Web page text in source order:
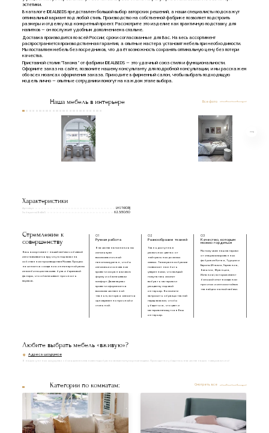
эстетики.
В каталоге IDEALBEDS представлен большой выбор авторских решений, а наши специалисты подскажут
оптимальный вариант под любой стиль. Производство на собственной фабрике позволяет подстроить
размеры и отделку под конкретный проект. Рассмотрите это изделие как практичную подставку для
напитков — он послужит удобным дополнением в спальне.
Доставка производится по всей России; сроки согласованные для Вас. На весь ассортимент
распространяется производственная гарантия, а опытные мастера установят мебель при необходимости.
Мы поставляем мебель без посредников, что даёт возможность сохранять оптимальную цену без потери
качества.
Приставной столик"Такома" от фабрики IDEALBEDS — это удачный союз стиля и функциональности.
Оформите заказ на сайте, позвоните нашему консультанту для подробной консультации, и мы расскажем
обо всех нюансах оформления заказа. Приходите в фирменный салон, чтобы выбрать подходящую
модель лично — опытные сотрудники помогут на каждом этапе выбора.
Наша мебель в интерьере Все фото
Характеристики
Артикул
LHST610RJ
Габариты(ВxШxГ)
62.5/50/50
Стремление к
совершенству
Весь ассортимент нашей мебели с обивкой
изготавливается вручную под заказ на
собственном производстве в Москве. Процесс
начинается с создания инженерной рамы
из комбинации массива бука и березовой
фанеры, что обеспечивает прочность
каркаса.
01
Ручная работа
В качестве наполнения мы
используем
высокоэластичный
пенополиуретан, чтобы
изголовье и основание
кровати сохраняли свою
форму и обеспечивали
комфорт. Далее каркас
кровати оформляется
высококачественной
тканью, которая является
одновременно прочной и
стильной.
02
Разнообразие тканей
Ткань доступна в
различных цветах: от
нейтральных до самых
смелых. Такое разнообразие
позволяет нам быть
уверенными, что каждый
покупатель сможет
выбрать материал и
расцветку под свой
интерьер. Вы можете
запросить образцы тканей
перед заказом, чтобы
убедиться, что цвет и
материал впишутся в Ваш
интерьер.
03
Качество, которым
можно гордиться
Мы получаем наш материал
от специализированных
фабрик из Китая, Турции и
Европы (Италия, Германия,
Бельгия, Франция,
Испания), которые имеют
большой опыт в создании
прочных и износостойких
тканей для мягкой мебели.
Любите выбрать мебель «вживую»?
Адреса шоурумов
В наших уютных шоурумах с большим вниманием подобраны самые популярные модели. Приходите и убедитесь в качестве наших товаров лично!
Категории по комнатам: Смотреть все